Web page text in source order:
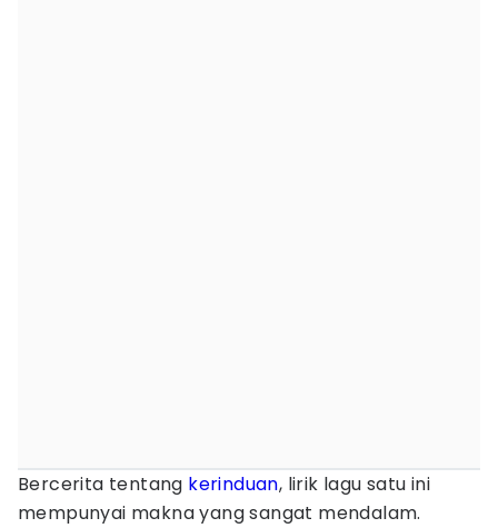
Bercerita tentang kerinduan, lirik lagu satu ini
mempunyai makna yang sangat mendalam.